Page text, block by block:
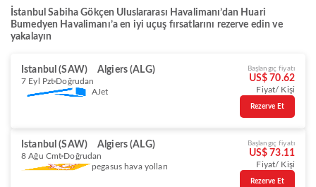
İstanbul Sabiha Gökçen Uluslararası Havalimanı’dan Huari
Bumedyen Havalimanı’a en iyi uçuş fırsatlarını rezerve edin ve
yakalayın
Istanbul (SAW) Algiers (ALG)
7 Eyl Pzt Doğrudan
AJet
Başlangıç fiyatı
US$ 70.62
Fiyat/ Kişi
Rezerve Et
Istanbul (SAW) Algiers (ALG)
8 Ağu Cmt Doğrudan
pegasus hava yolları
Başlangıç fiyatı
US$ 73.11
Fiyat/ Kişi
Rezerve Et